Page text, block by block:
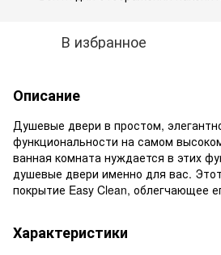
В избранное
Описание
Душевые двери в простом,
функциональности на самом
ванная комната нуждается в этих
душевые двери именно для вас.
покрытие Easy Clean, облегчающее
Характеристики